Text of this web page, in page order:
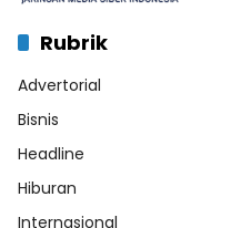
Rubrik
Advertorial
Bisnis
Headline
Hiburan
Internasional